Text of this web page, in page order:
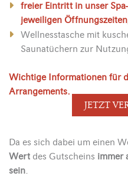
freier Eintritt in unser
jeweiligen Öffnungszeiten
Wellnesstasche mit
Saunatüchern zur
Wichtige Informationen für
Arrangements.
JETZT
Da es sich dabei um einen
Wert des Gutscheins immer
sein.